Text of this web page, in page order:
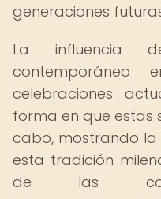
generaciones
La influencia
contemporáneo
celebraciones
forma en que estas
cabo, mostrando
esta tradición
de las